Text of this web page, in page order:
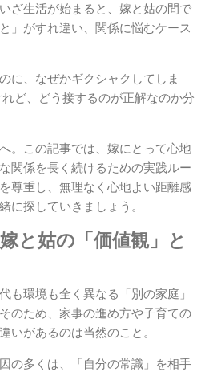
ざ生活が始まると、嫁と姑の間で
」がすれ違い、関係に悩むケース
に、なぜかギクシャクしてしま
ど、どう接するのが正解なのか分
。この記事では、嫁にとって心地
関係を長く続けるための実践ルー
尊重し、無理なく心地よい距離感
に探していきましょう。
と姑の「価値観」と
も環境も全く異なる「別の家庭」
のため、家事の進め方や子育ての
いがあるのは当然のこと。
の多くは、「自分の常識」を相手